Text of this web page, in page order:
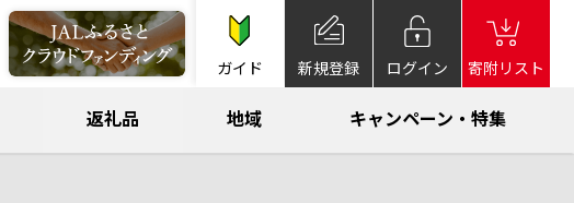
ガイド 新規登録 ログイン 寄附リスト
返礼品 地域 キャンペーン・特集